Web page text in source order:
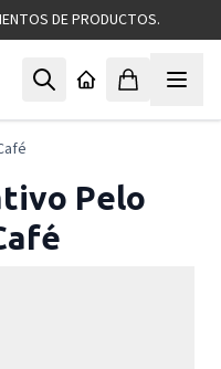
DE PRODUCTOS.
Pelo